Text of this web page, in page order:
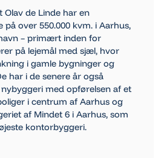
Olav de Linde har en
over 550.000 kvm. i Aarhus,
– primært inden for
på lejemål med sjæl, hvor
i gamle bygninger og
har i de senere år også
med opførelsen af et
i centrum af Aarhus og
af Mindet 6 i Aarhus, som
kontorbyggeri.